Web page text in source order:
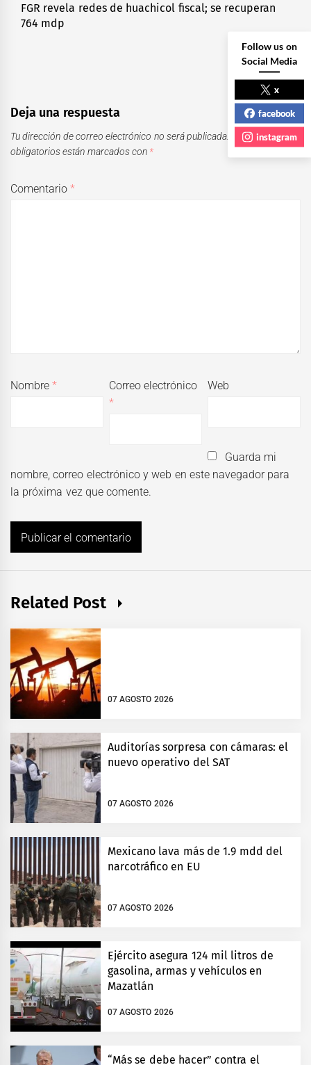
Next
post:
FGR revela redes de huachicol fiscal; se recuperan
764 mdp
Deja una respuesta
Tu dirección de correo electrónico no será publicada.
Los campos
obligatorios están marcados con *
Comentario*
Nombre*
Correo electrónico
*
Web
Guarda mi
nombre, correo electrónico y web en este navegador para
la próxima vez que comente.
Related Post
07 AGOSTO 2026
Auditorías sorpresa con cámaras: el
nuevo operativo del SAT
07 AGOSTO 2026
Mexicano lava más de 1.9 mdd del
narcotráfico en EU
07 AGOSTO 2026
Ejército asegura 124 mil litros de
gasolina, armas y vehículos en
Mazatlán
07 AGOSTO 2026
“Más se debe hacer” contra el
Follow us on
Social Media
x
facebook
instagram